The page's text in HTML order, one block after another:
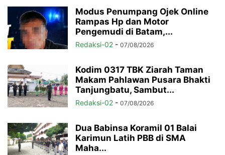
Modus Penumpang Ojek Online
Rampas Hp dan Motor
Pengemudi di Batam,...
Redaksi-02 - 07/08/2026
Kodim 0317 TBK Ziarah Taman
Makam Pahlawan Pusara Bhakti
Tanjungbatu, Sambut...
Redaksi-02 - 07/08/2026
Dua Babinsa Koramil 01 Balai
Karimun Latih PBB di SMA
Maha...